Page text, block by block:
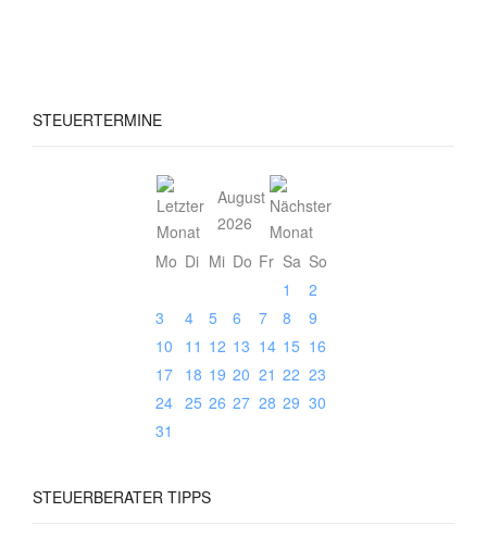
STEUERTERMINE
August
2026
Mo Di Mi Do Fr Sa So
1
2
3
4 5 6 7 8
9
10
11 12 13 14 15 16
17
18 19 20 21 22 23
24 25 26 27 28 29 30
31
STEUERBERATER TIPPS